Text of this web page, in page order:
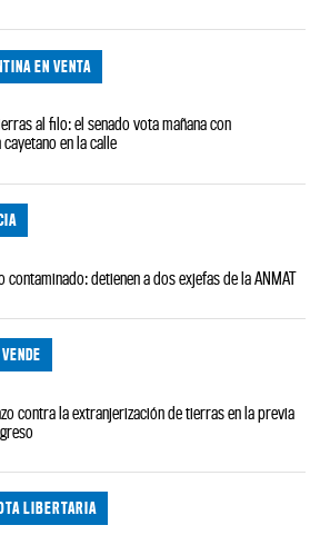
EN VENTA
al filo: el senado vota mañana con
en la calle
contaminado: detienen a dos exjefas de la ANMAT
contra la extranjerización de tierras en la previa
LIBERTARIA